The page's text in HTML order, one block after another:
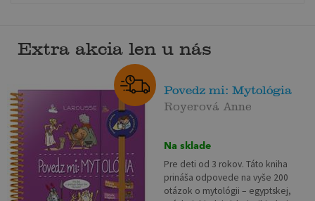
Extra akcia len u nás
Povedz mi: Mytológia
Royerová Anne
Na sklade
Pre deti od 3 rokov. Táto kniha
prináša odpovede na vyše 200
otázok o mytológii – egyptskej,